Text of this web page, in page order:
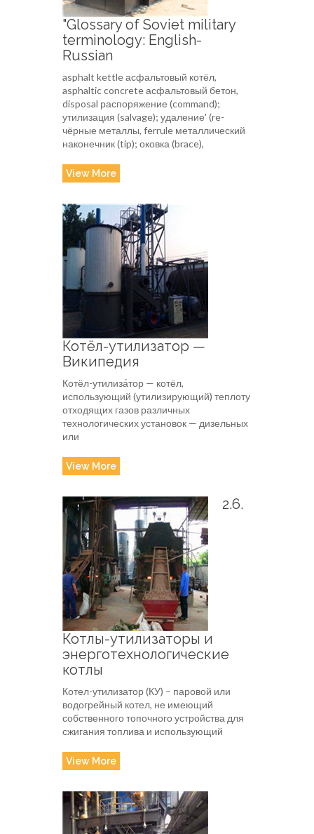
"Glossary of Soviet military
terminology: English-
Russian
asphalt kettle асфальтовый котёл,
asphaltic concrete асфальтовый бетон,
disposal распоряжение (command);
утилизация (salvage); удаление' (re-
чёрные металлы, ferrule металлический
наконечник (tip); оковка (brace),
View More
Котёл-утилизатор —
Википедия
Котёл-утилиза́тор — котёл,
использующий (утилизирующий) теплоту
отходящих газов различных
технологических установок — дизельных
или
View More
2.6.
Котлы-утилизаторы и
энерготехнологические
котлы
Котел-утилизатор (КУ) – паровой или
водогрейный котел, не имеющий
собственного топочного устройства для
сжигания топлива и использующий
View More